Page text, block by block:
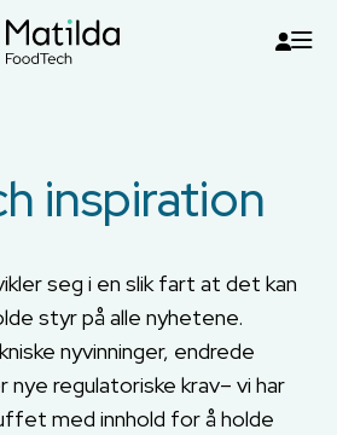
inspiration
seg i en slik fart at det kan
styr på alle nyhetene.
nyvinninger, endrede
regulatoriske krav– vi har
med innhold for å holde